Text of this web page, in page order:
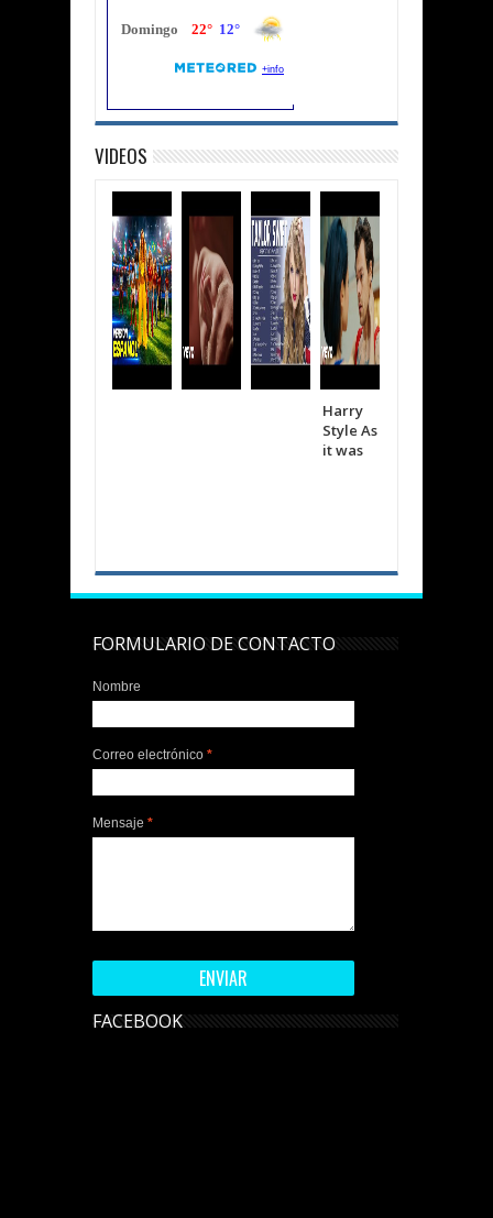
VIDEOS
Harry
Style As
it was
FORMULARIO DE CONTACTO
Nombre
Correo electrónico *
Mensaje *
FACEBOOK